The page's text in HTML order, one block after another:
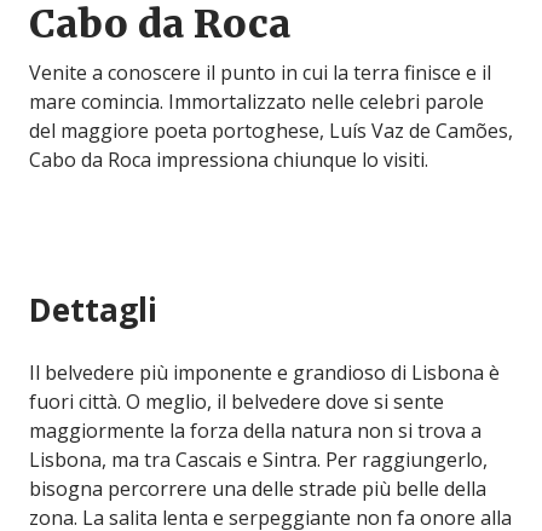
Cabo da Roca
Venite a conoscere il punto in cui la terra finisce e il
mare comincia. Immortalizzato nelle celebri parole
del maggiore poeta portoghese, Luís Vaz de Camões,
Cabo da Roca impressiona chiunque lo visiti.
Dettagli
Il belvedere più imponente e grandioso di Lisbona è
fuori città. O meglio, il belvedere dove si sente
maggiormente la forza della natura non si trova a
Lisbona, ma tra Cascais e Sintra. Per raggiungerlo,
bisogna percorrere una delle strade più belle della
zona. La salita lenta e serpeggiante non fa onore alla